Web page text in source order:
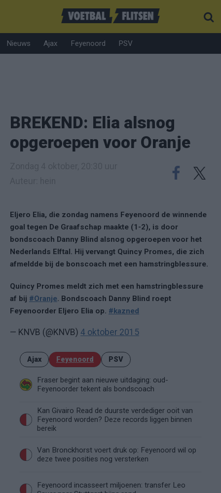
Nieuws Ajax Feyenoord PSV
BREKEND: Elia alsnog
opgeroepen voor Oranje
Eljero Elia, die zondag namens Feyenoord de winnende
goal tegen De Graafschap maakte (1-2), is door
bondscoach Danny Blind alsnog opgeroepen voor het
Nederlands Elftal. Hij vervangt Quincy Promes, die zich
afmeldde bij de bonscoach met een hamstringblessure.
Quincy Promes meldt zich met een hamstringblessure
af bij #Oranje. Bondscoach Danny Blind roept
Feyenoorder Eljero Elia op. #kazned
— KNVB (@KNVB) 4 oktober 2015
Ajax Feyenoord PSV
Fraser begint aan nieuwe uitdaging: oud-
Feyenoorder tekent als bondscoach
Kan Givairo Read de duurste verdediger ooit van
Feyenoord worden? Deze records liggen binnen
bereik
Van Bronckhorst voert druk op: Feyenoord wil op
deze twee posities nog versterken
Feyenoord incasseert miljoenen: transfer Leo